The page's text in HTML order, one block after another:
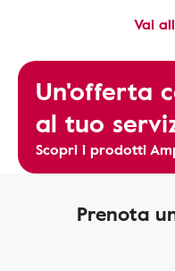
Vai
Un'offerta
al tuo
Scopri i prodotti
Prenota